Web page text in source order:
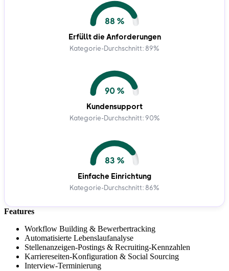
88 %
Erfüllt die Anforderungen
Kategorie-Durchschnitt: 89%
90 %
Kundensupport
Kategorie-Durchschnitt: 90%
83 %
Einfache Einrichtung
Kategorie-Durchschnitt: 86%
Features
Workflow Building & Bewerbertracking
Automatisierte Lebenslaufanalyse
Stellenanzeigen-Postings & Recruiting-Kennzahlen
Karriereseiten-Konfiguration & Social Sourcing
Interview-Terminierung